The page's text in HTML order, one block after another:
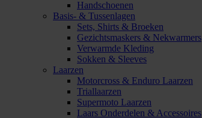
Handschoenen
Basis- & Tussenlagen
Sets, Shirts & Broeken
Gezichtsmaskers & Nekwarmers
Verwarmde Kleding
Sokken & Sleeves
Laarzen
Motorcross & Enduro Laarzen
Triallaarzen
Supermoto Laarzen
Laars Onderdelen & Accessoires